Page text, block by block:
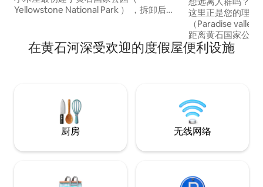
Yellowstone National Park ） ，拆卸后搬
可360度欣赏阿布萨罗卡、疯狂和布里杰山
脉的美景。 ☀️ 利文斯顿| 6英里 🎶 松溪小
这里正是您的理想
（Paradise
距离黄石国家公园
斯顿（Livingston
离博兹曼国际机
分钟内即可抵达几
们提供可靠的无线
在黄石河深受欢迎的度假屋便利设施
厨房 无线网络